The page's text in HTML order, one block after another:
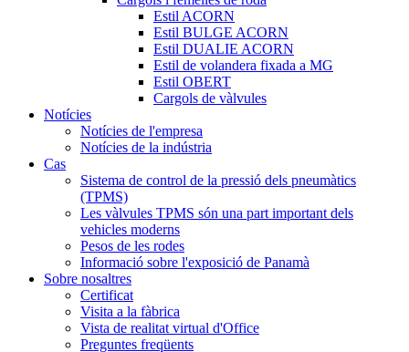
Estil ACORN
Estil BULGE ACORN
Estil DUALIE ACORN
Estil de volandera fixada a MG
Estil OBERT
Cargols de vàlvules
Notícies
Notícies de l'empresa
Notícies de la indústria
Cas
Sistema de control de la pressió dels pneumàtics
(TPMS)
Les vàlvules TPMS són una part important dels
vehicles moderns
Pesos de les rodes
Informació sobre l'exposició de Panamà
Sobre nosaltres
Certificat
Visita a la fàbrica
Vista de realitat virtual d'Office
Preguntes freqüents